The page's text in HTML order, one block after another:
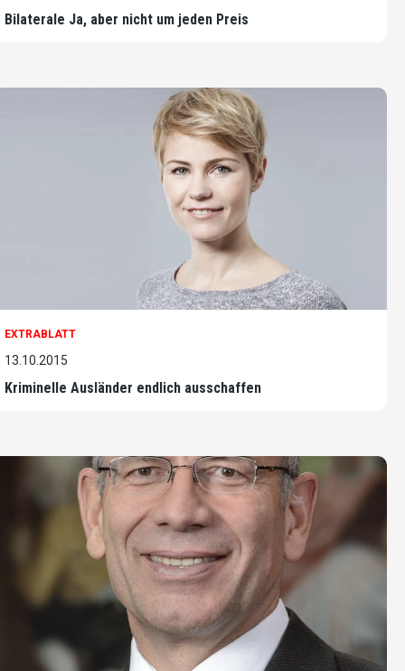
Bilaterale Ja, aber nicht um jeden Preis
EXTRABLATT
13.10.2015
Kriminelle Ausländer endlich ausschaffen